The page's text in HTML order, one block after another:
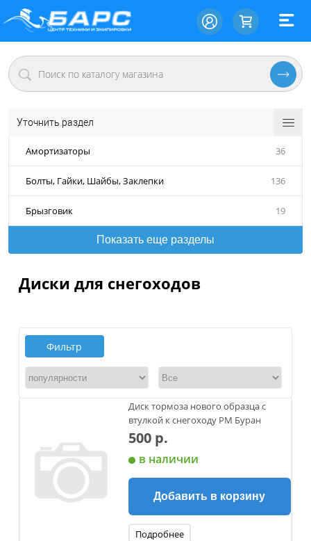
Уточнить раздел
Амортизаторы 36
Болты, Гайки, Шайбы, Заклепки 136
Брызговик 19
Показать еще разделы
Диски для снегоходов
Фильтр
Диск тормоза нового образца с
втулкой к снегоходу РМ Буран
500 р.
в наличии
Добавить в корзину
Подробнее